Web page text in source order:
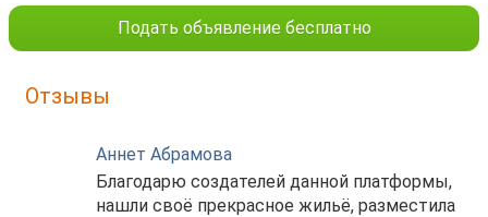
Подать объявление бесплатно
Отзывы
Аннет Абрамова
Благодарю создателей данной платформы,
нашли своё прекрасное жильё, разместила